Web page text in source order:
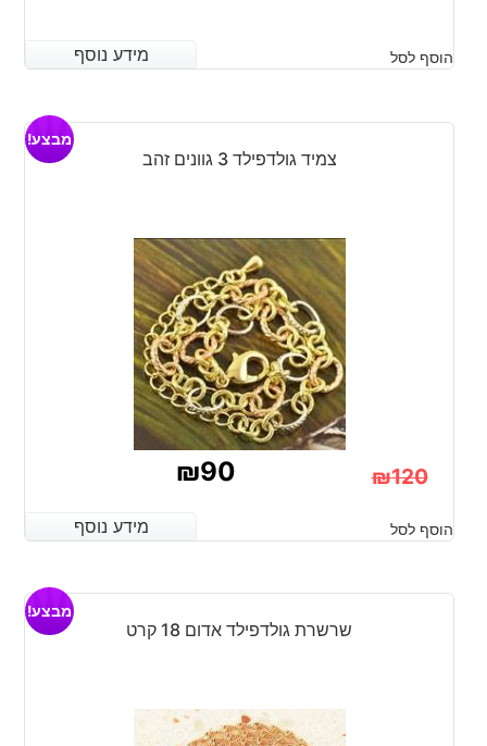
מידע נוסף הוסף לסל מידע נוסף
צמיד גולדפילד 3 גוונים זהב
מבצע!
₪120
המקורי
היה:
₪90
הנוכחי
הוא:
מידע נוסף הוסף לסל מידע נוסף
שרשרת גולדפילד אדום 18 קרט
מבצע!